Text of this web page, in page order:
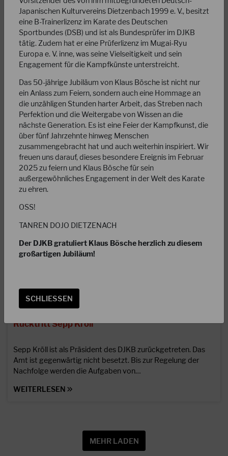
Nachruf Jorgen Bura Sensei (†09. Juli 2023)
Liebe Karateka, leider müssen wir euch mitteilen, daß uns
der Chief Instructor der JKA-Europe WF, Sensei Jorgen Bura
(8.Dan) für immer verlassen hat.…
WEITERLESEN
Rücktritt Sepp Kröll
Sepp Kröll ist als Präsident des DJKB zurückgetreten. Das
Amt ist gegenwärtig nicht besetzt. Bis zur Regelung der
Nachfolge werden die Aufgaben von…
WEITERLESEN
MEHR LADEN
Japanischen Kulturvereins Dietzenbach 1999 e. V., besitzt
eine B-Trainerlizenz im Karate des Deutschen
Sportbundes (DSB) und ist als Bundesprüfer im DJKB
tätig. Zudem hat er eine Prüferlizenz im Mugai-Ryu
Europa e. V. inne, was seine Vielseitigkeit und sein
Engagement für die Kampfkünste unterstreicht.
Das 50-jährige Jubiläum von Klaus Bösche ist nicht nur
ein Anlass zum Feiern, sondern auch eine Hommage an
die unzähligen Stunden harter Arbeit, das Streben nach
Perfektion und die Weitergabe von Wissen an die
nächste Generation. Es ist eine Feier der Kampfkunst, die
über fünf Jahrzehnte hinweg Menschen
zusammengebracht hat und auch weiterhin inspiriert. Wir
freuen uns darauf, dieses besondere Ereignis im Februar
2025 zu feiern und Klaus Bösche für sein
außergewöhnliches Engagement in der Welt des Karate
zu ehren.
OSS!
TANREN DOJO DIETZENACH
Der DJKB gratuliert Klaus Bösche herzlich zu diesem
großartigen Jubiläum!
SCHLIESSEN